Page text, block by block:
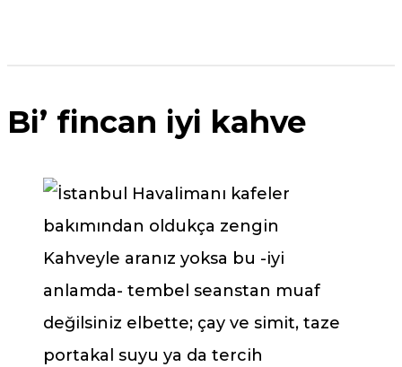
Bi’ fincan iyi kahve
Kahveyle aranız yoksa bu -iyi
anlamda- tembel seanstan muaf
değilsiniz elbette; çay ve simit, taze
portakal suyu ya da tercih